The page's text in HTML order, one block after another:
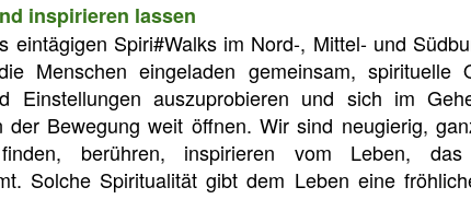
inspirieren lassen
eintägigen Spiri#Walks im Nord-, Mittel- und
Menschen eingeladen gemeinsam, spirituelle
Einstellungen auszuprobieren und sich im
der Bewegung weit öffnen. Wir sind neugierig,
berühren, inspirieren vom Leben,
Solche Spiritualität gibt dem Leben eine